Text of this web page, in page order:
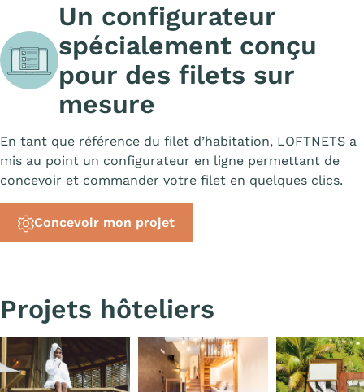
Un configurateur
spécialement conçu
pour des filets sur
mesure
En tant que référence du filet d’habitation, LOFTNETS a
mis au point un configurateur en ligne permettant de
concevoir et commander votre filet en quelques clics.
Concevoir mon projet
Projets hôteliers